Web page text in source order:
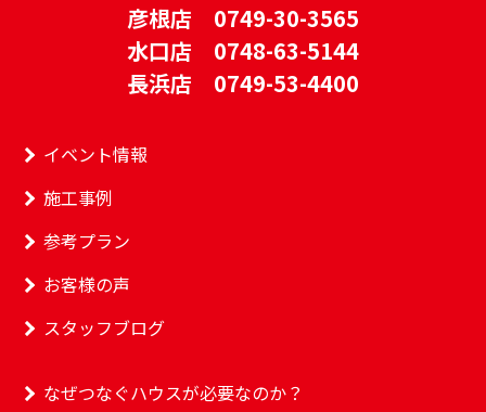
彦根店 0749-30-3565
水口店 0748-63-5144
長浜店 0749-53-4400
イベント情報
施工事例
参考プラン
お客様の声
スタッフブログ
なぜつなぐハウスが必要なのか？